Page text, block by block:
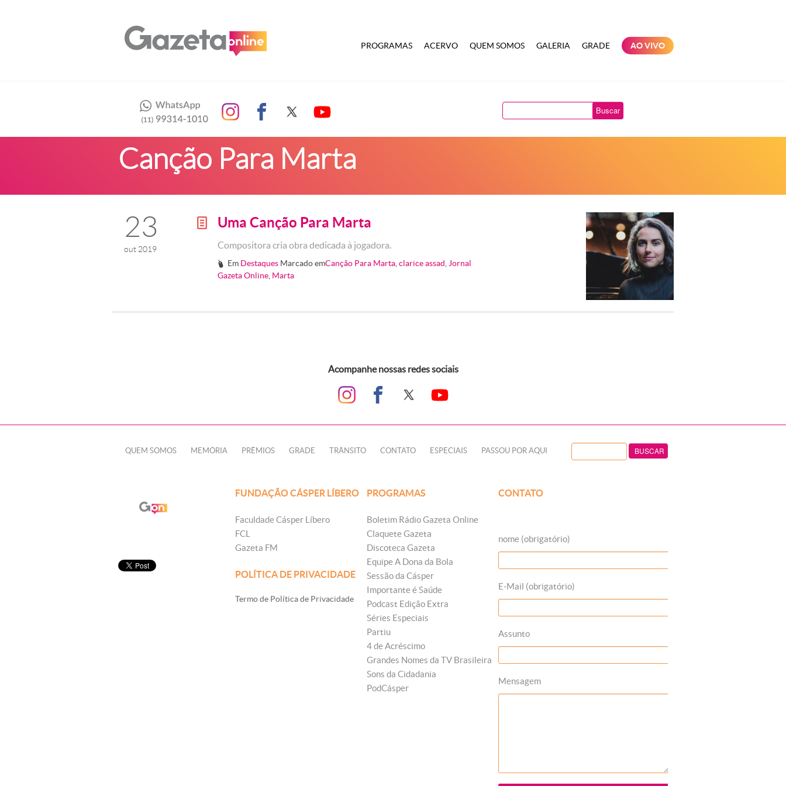
PROGRAMAS ACERVO QUEM SOMOS GALERIA GRADE AO VIVO
Buscar
Canção Para Marta
23
out 2019
g Uma Canção Para Marta
Compositora cria obra dedicada à jogadora.
# Em Destaques Marcado emCanção Para Marta ,clarice assad Jornal
Gazeta Online Marta
Acompanhe nossas redes sociais
QUEM SOMOS MEMÓRIA PRÊMIOS GRADE TRÂNSITO CONTATO ESPECIAIS PASSOU POR AQUI
FUNDAÇÃO CÁSPER LÍBERO
Faculdade Cásper Líbero
FCL
Gazeta FM
POLÍTICA DE PRIVACIDADE
Termo de Política de Privacidade
PROGRAMAS
Boletim Rádio Gazeta Online
Claquete Gazeta
Discoteca Gazeta
Equipe A Dona da Bola
Sessão da Cásper
Importante é Saúde
Podcast Edição Extra
Séries Especiais
Partiu
4 de Acréscimo
Grandes Nomes da TV Brasileira
Sons da Cidadania
PodCásper
CONTATO
nome (obrigatório)
E-Mail (obrigatório)
Assunto
Mensagem